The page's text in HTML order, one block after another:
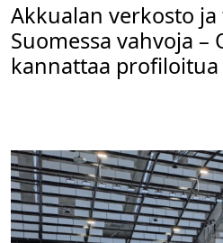
Akkualan verkosto
Suomessa vahvoja –
kannattaa profiloitua